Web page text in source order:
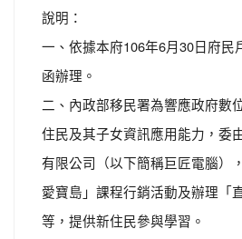
說明：
一、依據本府106年6月30日府民
函辦理。
二、內政部移民署為響應政府數
住民及其子女資訊應用能力，委
有限公司（以下簡稱巨匠電腦）
愛寶島」課程行銷活動及辦理「
等，提供新住民參與學習。